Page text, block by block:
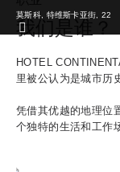
莫斯科, 特维斯卡亚街, 22
我们是谁？
HOTEL
里被公认为是城市历
凭借其优越的地理位
个独特的生活和工作
客房和套房